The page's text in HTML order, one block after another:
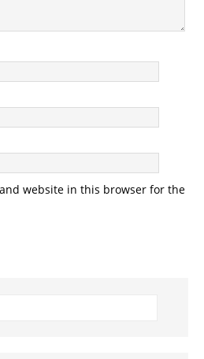
website in this browser for the